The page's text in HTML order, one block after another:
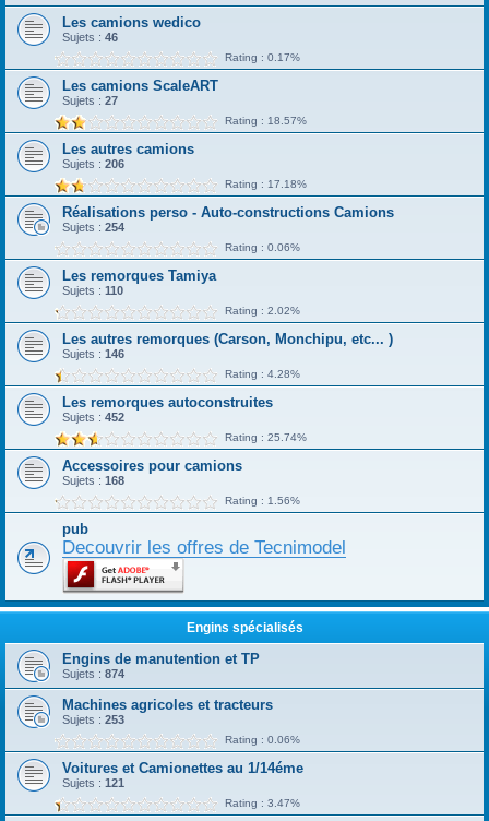
Les camions wedico
Sujets : 46
Rating : 0.17%
Les camions ScaleART
Sujets : 27
Rating : 18.57%
Les autres camions
Sujets : 206
Rating : 17.18%
Réalisations perso - Auto-constructions Camions
Sujets : 254
Rating : 0.06%
Les remorques Tamiya
Sujets : 110
Rating : 2.02%
Les autres remorques (Carson, Monchipu, etc... )
Sujets : 146
Rating : 4.28%
Les remorques autoconstruites
Sujets : 452
Rating : 25.74%
Accessoires pour camions
Sujets : 168
Rating : 1.56%
pub
Decouvrir les offres de Tecnimodel
Engins spécialisés
Engins de manutention et TP
Sujets : 874
Machines agricoles et tracteurs
Sujets : 253
Rating : 0.06%
Voitures et Camionettes au 1/14éme
Sujets : 121
Rating : 3.47%